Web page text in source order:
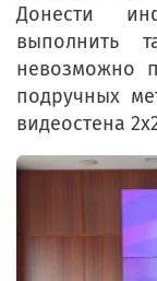
Донести
выполнить
невозможно
подручных
видеостена